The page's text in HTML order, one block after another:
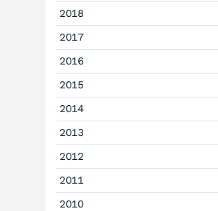
2018
2017
2016
2015
2014
2013
2012
2011
2010